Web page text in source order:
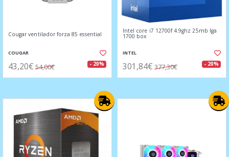
Cougar ventilador forza 85 essential
COUGAR
43,20€ 54,00€ - 20%
Intel core i7 12700f 4.9ghz 25mb lga
1700 box
INTEL
301,84€ 377,30€ - 20%